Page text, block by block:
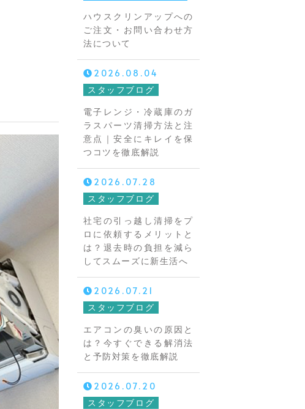
ハウスクリンアップへの
ご注文・お問い合わせ方
法について
2026.08.04
スタッフブログ
電子レンジ・冷蔵庫のガ
ラスパーツ清掃方法と注
意点｜安全にキレイを保
つコツを徹底解説
2026.07.28
スタッフブログ
社宅の引っ越し清掃をプ
ロに依頼するメリットと
は？退去時の負担を減ら
してスムーズに新生活へ
2026.07.21
スタッフブログ
エアコンの臭いの原因と
は？今すぐできる解消法
と予防対策を徹底解説
2026.07.20
スタッフブログ